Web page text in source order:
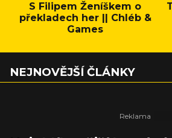
S Filipem Ženíškem o
překladech her || Chléb &
Games
NEJNOVĚJŠÍ ČLÁNKY